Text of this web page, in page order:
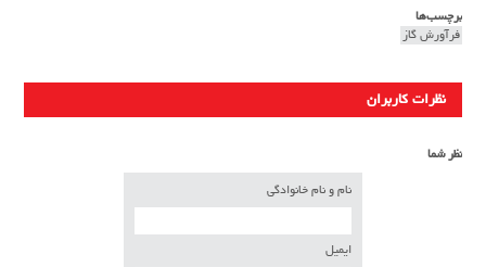
برچسب‌ها
فرآورش گاز
نظرات کاربران
نظر شما
نام و نام خانوادگی
ایمیل